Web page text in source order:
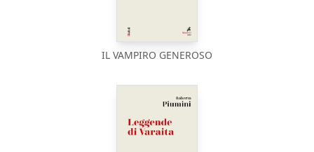
IL VAMPIRO GENEROSO